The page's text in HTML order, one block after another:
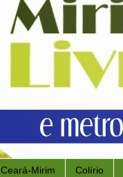
Ceará-Mirim Colírio